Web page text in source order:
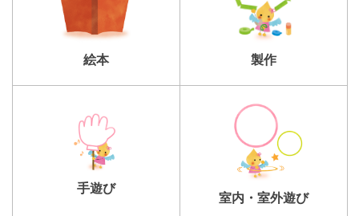
絵本 製作
手遊び
室内・室外遊び